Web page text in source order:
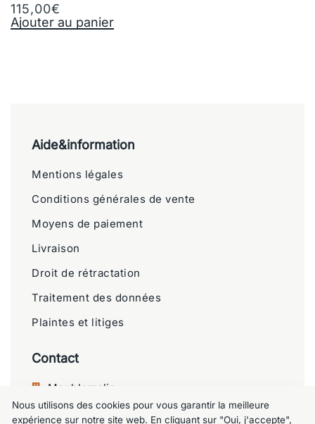
115,00€
Ajouter au panier
Aide&information
Mentions légales
Conditions générales de vente
Moyens de paiement
Livraison
Droit de rétractation
Traitement des données
Plaintes et litiges
Contact
Meublemalin
Chaussée de Charleroi 125, 1060 Saint-
Nous utilisons des cookies pour vous garantir la meilleure
expérience sur notre site web. En cliquant sur "Oui, j'accepte",